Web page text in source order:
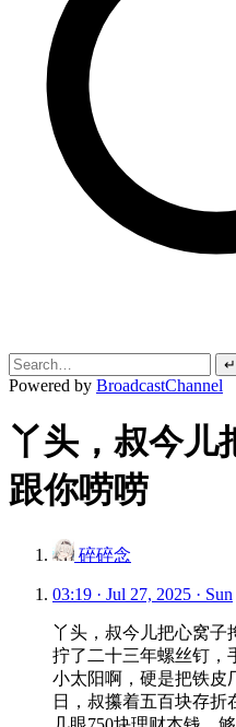
↵
Powered by BroadcastChannel
丫头，叔今儿
跟你唠唠
碎碎念
03:19 · Jul 27, 2025 · Sun
丫头，叔今儿把心窝子
拧了二十三年螺丝钉，
小太阳啊，硬是把铁皮
日，叔攥着五百块存